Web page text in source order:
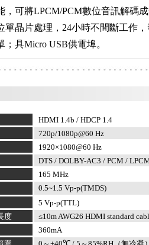
，可將LPCM/PCM數位音訊解碼
單晶片處理，24小時不間斷工作
具Micro USB供電埠。
HDMI 1.4b / HDCP 1.4
720p/1080p@60 Hz
1920×1080@60 Hz
DTS / DOLBY-AC3 / PCM /
165 MHz
0.5~1.5 Vp-p(TMDS)
5 Vp-p(TTL)
度 ≤10mAWG26 HDMI standard
360mA